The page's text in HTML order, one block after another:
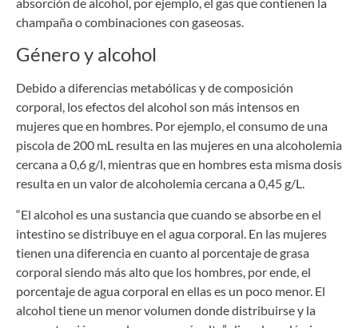
champaña o combinaciones con gaseosas.
Género y alcohol
Debido a diferencias metabólicas y de composición
corporal, los efectos del alcohol son más intensos en
mujeres que en hombres. Por ejemplo, el consumo de una
piscola de 200 mL resulta en las mujeres en una alcoholemia
cercana a 0,6 g/l, mientras que en hombres esta misma dosis
resulta en un valor de alcoholemia cercana a 0,45 g/L.
“El alcohol es una sustancia que cuando se absorbe en el
intestino se distribuye en el agua corporal. En las mujeres
tienen una diferencia en cuanto al porcentaje de grasa
corporal siendo más alto que los hombres, por ende, el
porcentaje de agua corporal en ellas es un poco menor. El
alcohol tiene un menor volumen donde distribuirse y la